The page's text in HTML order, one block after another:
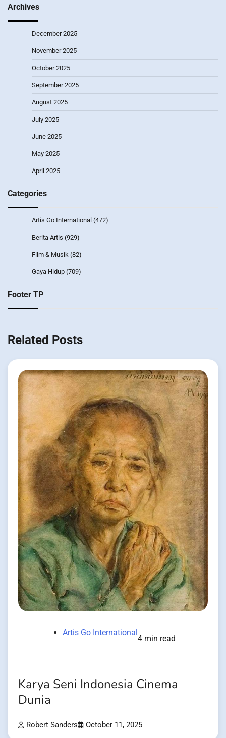
Archives
December 2025
November 2025
October 2025
September 2025
August 2025
July 2025
June 2025
May 2025
April 2025
Categories
Artis Go International (472)
Berita Artis (929)
Film & Musik (82)
Gaya Hidup (709)
Footer TP
Related Posts
Artis Go International
4 min read
Karya Seni Indonesia Cinema
Dunia
Robert Sanders October 11, 2025